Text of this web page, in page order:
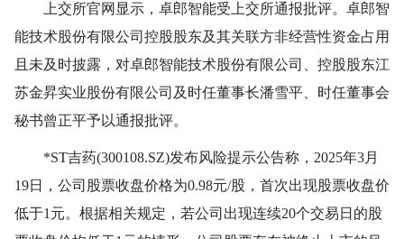
上交所官网显示，卓郎智能受上交所通报批评。卓郎智
能技术股份有限公司控股股东及其关联方非经营性资金占用
且未及时披露，对卓郎智能技术股份有限公司、控股股东江
苏金昇实业股份有限公司及时任董事长潘雪平、时任董事会
秘书曾正平予以通报批评。
*ST吉药(300108.SZ)发布风险提示公告称，2025年3月
19日，公司股票收盘价格为0.98元/股，首次出现股票收盘价
低于1元。根据相关规定，若公司出现连续20个交易日的股